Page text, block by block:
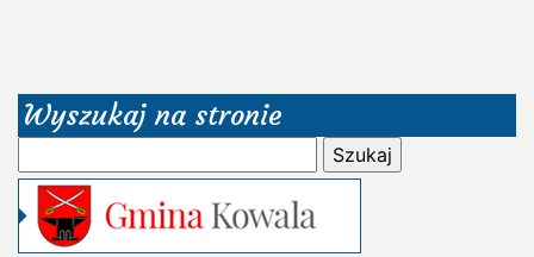
Wyszukaj na stronie